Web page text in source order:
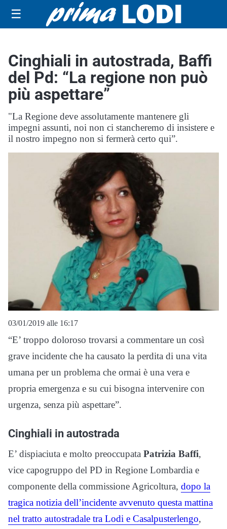
☰
Cinghiali in autostrada, Baffi
del Pd: “La regione non può
più aspettare”
"La Regione deve assolutamente mantenere gli
impegni assunti, noi non ci stancheremo di insistere e
il nostro impegno non si fermerà certo qui”.
03/01/2019 alle 16:17
“E’ troppo doloroso trovarsi a commentare un così
grave incidente che ha causato la perdita di una vita
umana per un problema che ormai è una vera e
propria emergenza e su cui bisogna intervenire con
urgenza, senza più aspettare”.
Cinghiali in autostrada
E’ dispiaciuta e molto preoccupata Patrizia Baffi,
vice capogruppo del PD in Regione Lombardia e
componente della commissione Agricoltura, dopo la
tragica notizia dell’incidente avvenuto questa mattina
nel tratto autostradale tra Lodi e Casalpusterlengo,